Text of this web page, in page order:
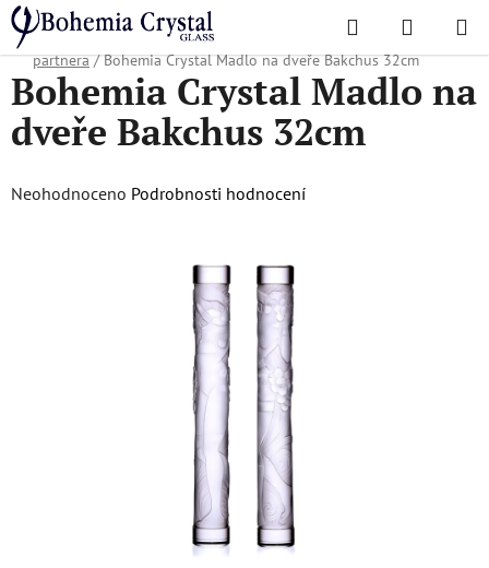
Přejít
na
obsah
Hledat
KOŠÍK
Domů
/ Oblíbené kolekce / Vánoční nabídka
Dárky pro obchodního
partnera / Bohemia Crystal Madlo na dveře Bakchus 32cm
Bohemia Crystal Madlo na
dveře Bakchus 32cm
Průměrné
Neohodnoceno Podrobnosti hodnocení